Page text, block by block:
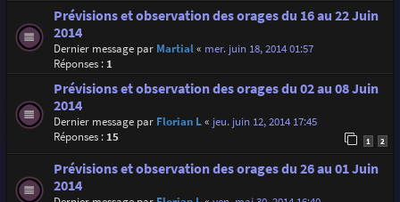
Prévisions et observation des orages du 16 au 22 Juin
2014
Dernier message par Martial« mer. juin 18, 2014 01:57
Réponses : 1
Prévisions et observation des orages du 02 au 08 Juin
2014
Dernier message par Florian L« jeu. juin 12, 2014 17:45
Réponses : 15 1 2
Prévisions et observation des orages du 26 au 01 Juin
2014